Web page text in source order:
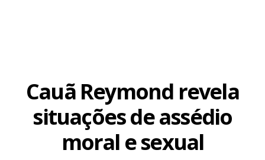
Cauã Reymond revela
situações de assédio
moral e sexual